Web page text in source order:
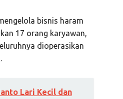
bisnis haram
17 orang karyawan,
dioperasikan
Lari Kecil dan